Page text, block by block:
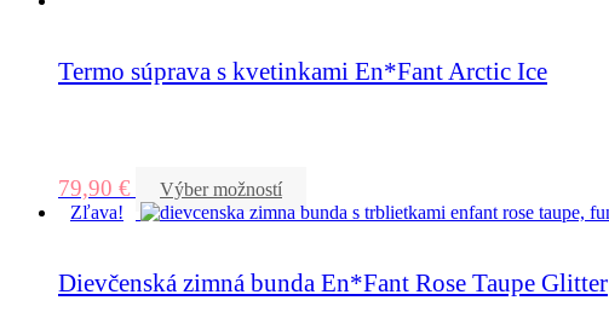
Termo súprava s kvetinkami En*Fant Arctic Ice
79,90 €
Výber možností
Zľava!
Dievčenská zimná bunda En*Fant Rose Taupe Glitter